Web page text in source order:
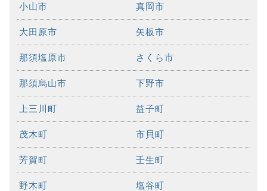
小山市 真岡市
大田原市 矢板市
那須塩原市 さくら市
那須烏山市 下野市
上三川町 益子町
茂木町 市貝町
芳賀町 壬生町
野木町 塩谷町